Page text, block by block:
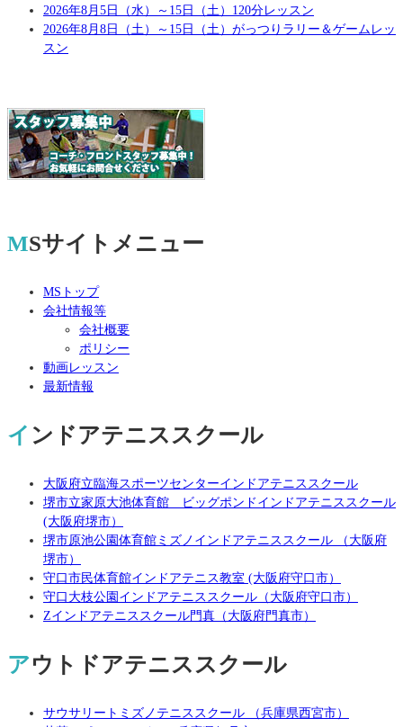
2026年8月5日（水）～15日（土）120分レッスン
2026年8月8日（土）～15日（土）がっつりラリー＆ゲームレッ
スン
MSサイトメニュー
MSトップ
会社情報等
会社概要
ポリシー
動画レッスン
最新情報
インドアテニススクール
大阪府立臨海スポーツセンターインドアテニススクール
堺市立家原大池体育館 ビッグポンドインドアテニススクール
(大阪府堺市）
堺市原池公園体育館ミズノインドアテニススクール （大阪府
堺市）
守口市民体育館インドアテニス教室 (大阪府守口市）
守口大枝公園インドアテニススクール（大阪府守口市）
Zインドアテニススクール門真（大阪府門真市）
アウトドアテニススクール
サウサリートミズノテニススクール （兵庫県西宮市）